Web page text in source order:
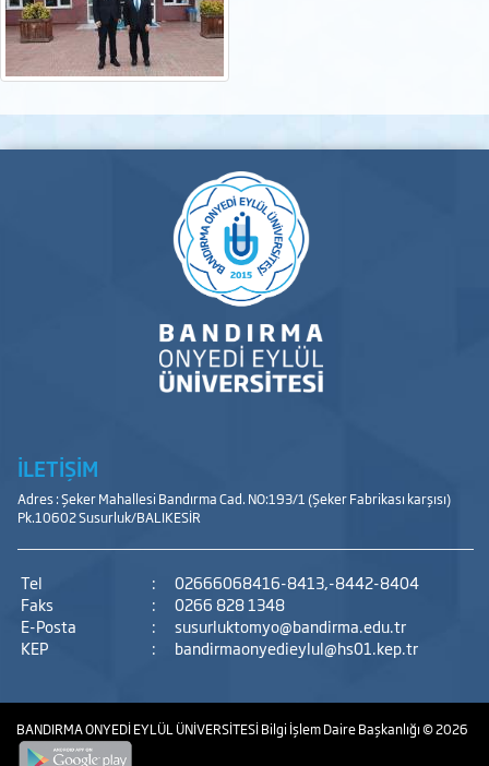
İLETİŞİM
Adres : Şeker Mahallesi Bandırma Cad. NO:193/1 (Şeker Fabrikası karşısı)
Pk.10602 Susurluk/BALIKESİR
Tel :
02666068416-8413,-8442-8404
Faks
:
0266 828 1348
E-Posta
:
susurluktomyo@bandirma.edu.tr
KEP
: bandirmaonyedieylul@hs01.kep.tr
BANDIRMA ONYEDİ EYLÜL ÜNİVERSİTESİBilgi İşlem Daire Başkanlığı© 2026